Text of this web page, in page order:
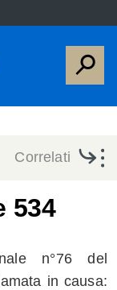
Correlati
534
n°76 del
in causa: